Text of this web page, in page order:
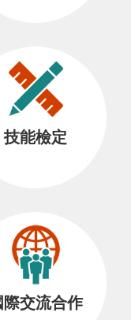
技能檢定
際交流合作